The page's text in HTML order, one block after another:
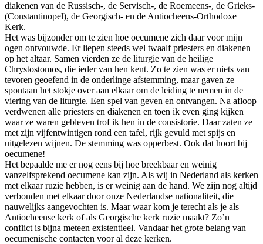
diakenen van de Russisch-, de Servisch-, de Roemeens-, de Grieks-
(Constantinopel), de Georgisch- en de Antiocheens-Orthodoxe
Kerk.
Het was bijzonder om te zien hoe oecumene zich daar voor mijn
ogen ontvouwde. Er liepen steeds wel twaalf priesters en diakenen
op het altaar. Samen vierden ze de liturgie van de heilige
Chrystostomos, die ieder van hen kent. Zo te zien was er niets van
tevoren geoefend in de onderlinge afstemming, maar gaven ze
spontaan het stokje over aan elkaar om de leiding te nemen in de
viering van de liturgie. Een spel van geven en ontvangen. Na afloop
verdwenen alle priesters en diakenen en toen ik even ging kijken
waar ze waren gebleven trof ik hen in de consistorie. Daar zaten ze
met zijn vijfentwintigen rond een tafel, rijk gevuld met spijs en
uitgelezen wijnen. De stemming was opperbest. Ook dat hoort bij
oecumene!
Het bepaalde me er nog eens bij hoe breekbaar en weinig
vanzelfsprekend oecumene kan zijn. Als wij in Nederland als kerken
met elkaar ruzie hebben, is er weinig aan de hand. We zijn nog altijd
verbonden met elkaar door onze Nederlandse nationaliteit, die
nauwelijks aangevochten is. Maar waar kom je terecht als je als
Antiocheense kerk of als Georgische kerk ruzie maakt? Zo’n
conflict is bijna meteen existentieel. Vandaar het grote belang van
oecumenische contacten voor al deze kerken.